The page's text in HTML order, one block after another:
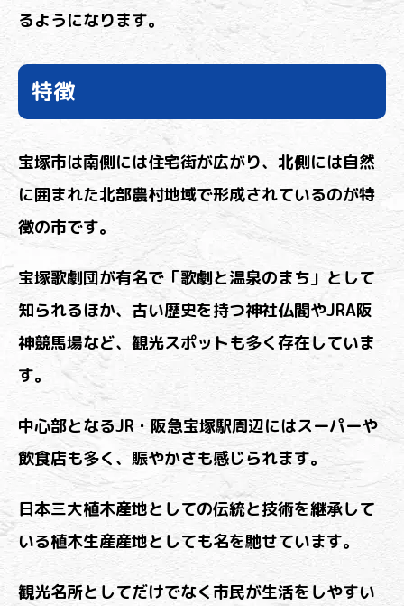
るようになります。
特徴
宝塚市は南側には住宅街が広がり、北側には自然
に囲まれた北部農村地域で形成されているのが特
徴の市です。
宝塚歌劇団が有名で「歌劇と温泉のまち」として
知られるほか、古い歴史を持つ神社仏閣やJRA阪
神競馬場など、観光スポットも多く存在していま
す。
中心部となるJR・阪急宝塚駅周辺にはスーパーや
飲食店も多く、賑やかさも感じられます。
日本三大植木産地としての伝統と技術を継承して
いる植木生産産地としても名を馳せています。
観光名所としてだけでなく市民が生活をしやすい